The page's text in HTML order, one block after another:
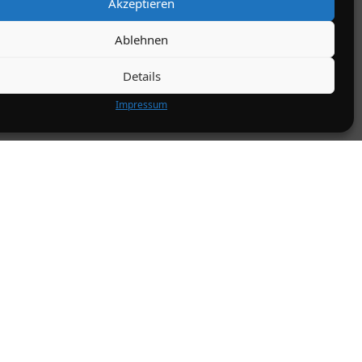
Ablehnen
Details
Impressum